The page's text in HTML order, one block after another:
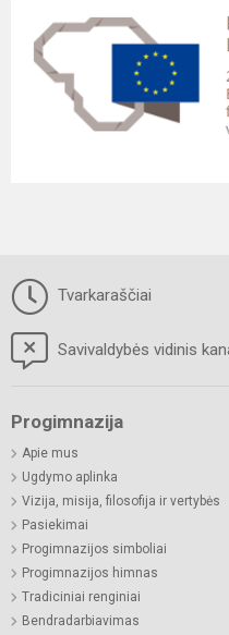
Tvarkaraščiai
Savivaldybės vidinis
Progimnazija
Apie mus
Ugdymo aplinka
Vizija, misija, filosofija ir vertybės
Pasiekimai
Progimnazijos simboliai
Progimnazijos himnas
Tradiciniai renginiai
Bendradarbiavimas